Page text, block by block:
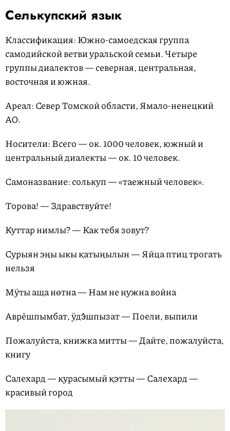
Селькупский язык
Классификация: Южно-самоедская группа
самодийской ветви уральской семьи. Четыре
группы диалектов — северная, центральная,
восточная и южная.
Ареал: Север Томской области, Ямало-ненецкий
АО.
Носители: Всего — ок. 1000 человек, южный и
центральный диалекты — ок. 10 человек.
Самоназвание: солькуп — «таежный человек».
Торова! — Здравствуйте!
Куттар нимлы? — Как тебя зовут?
Сурыян эңы ыкы қатыңылын — Яйца птиц трогать
нельзя
Мӱты аща нөтна — Нам не нужна война
Аврēшпымбат, ӱдэ̄шпызат — Поели, выпили
Пожалуйста, книжка митты — Дайте, пожалуйста,
книгу
Салехард — қурасымый қэтты — Салехард —
красивый город